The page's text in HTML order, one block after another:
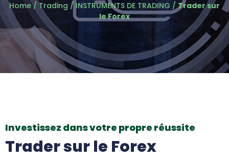
Home/ Trading / INSTRUMENTS DE TRADING /Trader sur
le Forex
Investissez dans votre propre réussite
Trader sur le Forex